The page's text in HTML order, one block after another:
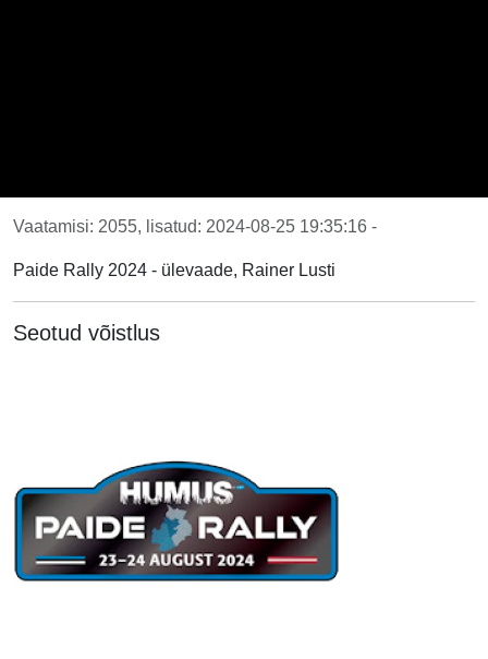
Vaatamisi: 2055, lisatud: 2024-08-25 19:35:16 -
Paide Rally 2024 - ülevaade, Rainer Lusti
Seotud võistlus